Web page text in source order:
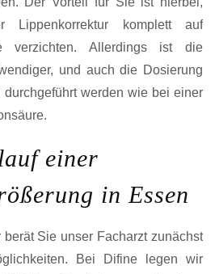
komplett auf
verzichten. Allerdings ist die
und auch die Dosierung
werden wie bei einer
einer
in Essen
Sie unser Facharzt zunächst
Bei Difine legen wir